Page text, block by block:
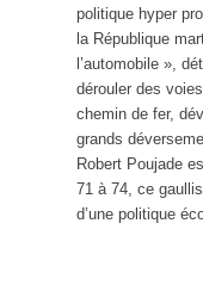
politique hyper
la République
l’automobile »,
dérouler des
chemin de fer,
grands
Robert Poujade
71 à 74, ce
d’une politique